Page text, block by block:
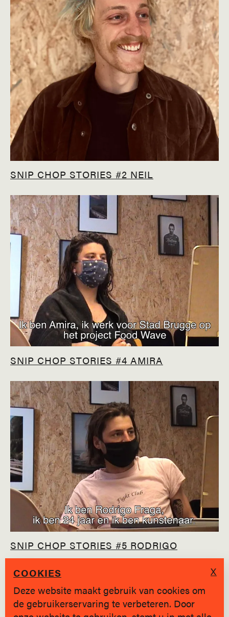
SNIP CHOP STORIES #2 NEIL
SNIP CHOP STORIES #4 AMIRA
SNIP CHOP STORIES #5 RODRIGO
SINDS 2019 * BRUGGE
COOKIES
Deze website maakt gebruik van cookies om
de gebruikerservaring te verbeteren. Door
X